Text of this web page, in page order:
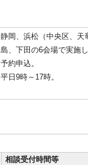
静岡、浜松（中央区、天
島、下田の6会場で実施
予約申込。
平日9時～17時。
相談受付時間等